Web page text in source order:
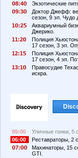
8:4
Экзотические
9:3
Доктор Джефф:
сезон, 9 эп. Чудо
1
:2
Аквариумный
Джерико.
11:2
Полиция
17 сезон, 3 эп.
12:1
Полиция
17 сезон, 4 эп.
13:1
Правосудие
искра.
05:00
Уличные гонки, 5
06:00
Реставраторы, 2
7:
Махинаторы, 15
GTI.